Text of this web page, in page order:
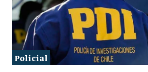
Policial